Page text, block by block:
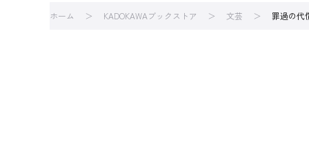
ホーム KADOKAWAブックストア 文芸 罪過の代